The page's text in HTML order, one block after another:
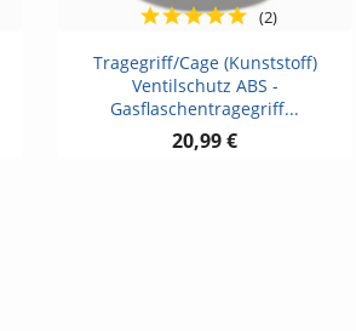
Vorschau
Tragegriff/Cage (Kunststoff)
Ventilschutz ABS -
Gasflaschentragegriff...
20,99 €
(2)